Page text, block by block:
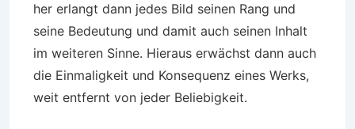
her erlangt dann jedes Bild seinen Rang und
seine Bedeutung und damit auch seinen Inhalt
im weiteren Sinne. Hieraus erwächst dann auch
die Einmaligkeit und Konsequenz eines Werks,
weit entfernt von jeder Beliebigkeit.